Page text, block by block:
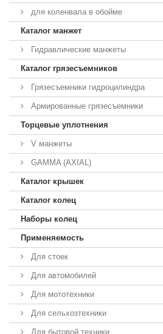
для коленвала в обойме
Каталог манжет
Гидравлические манжеты
Каталог грязесъемников
Грязесъемники гидроцилиндра
Армированные грязесъемники
Торцевые уплотнения
V манжеты
GAMMA (AXIAL)
Каталог крышек
Каталог колец
Наборы колец
Применяемость
Для стоек
Для автомобилей
Для мототехники
Для сельхозтехники
Для бытовой техники